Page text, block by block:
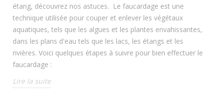
étang, découvrez nos astuces. Le faucardage est une
technique utilisée pour couper et enlever les végétaux
aquatiques, tels que les algues et les plantes envahissantes,
dans les plans d'eau tels que les lacs, les étangs et les
rivières. Voici quelques étapes à suivre pour bien effectuer le
faucardage :
Lire la suite